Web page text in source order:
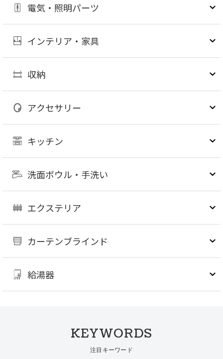
電気・照明パーツ
インテリア・家具
収納
アクセサリー
キッチン
洗面ボウル・手洗い
エクステリア
カーテンブラインド
給湯器
KEYWORDS
注目キーワード